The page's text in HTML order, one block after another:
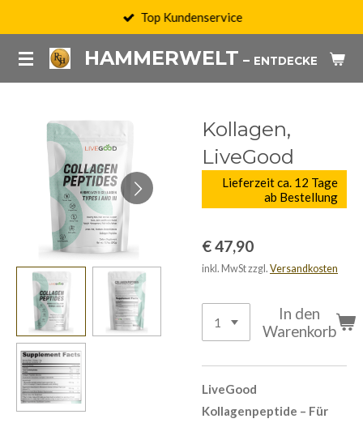
springen
HAMMERWELT – ENTDECKE
Top Kundenservice
Kollagen,
LiveGood
Lieferzeit ca. 12 Tage
ab Bestellung
€ 47,90
inkl. MwSt zzgl. Versandkosten
In den
Warenkorb
LiveGood
Kollagenpeptide – Für